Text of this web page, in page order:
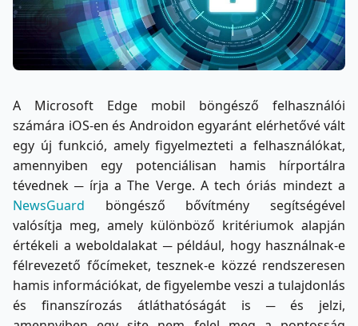
A Microsoft Edge mobil böngésző felhasználói
számára iOS-en és Androidon egyaránt elérhetővé vált
egy új funkció, amely figyelmezteti a felhasználókat,
amennyiben egy potenciálisan hamis hírportálra
tévednek ─ írja a The Verge. A tech óriás mindezt a
NewsGuard böngésző bővítmény segítségével
valósítja meg, amely különböző kritériumok alapján
értékeli a weboldalakat ─ például, hogy használnak-e
félrevezető főcímeket, tesznek-e közzé rendszeresen
hamis információkat, de figyelembe veszi a tulajdonlás
és finanszírozás átláthatóságát is ─ és jelzi,